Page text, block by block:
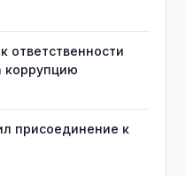
ответственности
коррупцию
присоединение к